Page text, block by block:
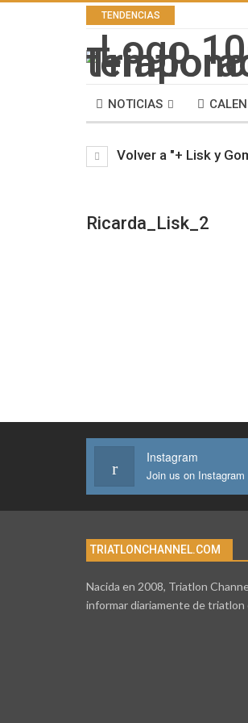
TENDENCIAS
NOTICIAS
Volver a "+ Lisk y
Ricarda_Lisk_2
Instagram
Join us on Instagram
TRIATLONCHANNEL.COM
Nacida en 2008, Triatlon
informar diariamente de triatlon